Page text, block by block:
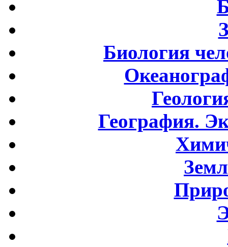
Биология
География.